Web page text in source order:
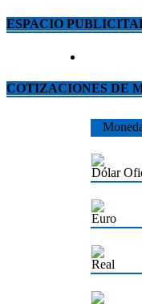
ESPACIO
COTIZACIONES DE
Dólar
Euro
Real